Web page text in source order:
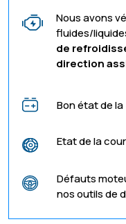
Nous avons
fluides/
de
direction
Bon état de
Etat de la
Défauts
nos outils de